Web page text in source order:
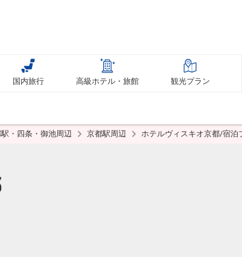
国内旅行 高級ホテル・旅館 観光プラン
・四条・御池周辺 京都駅周辺 ホテルヴィスキオ京都/宿泊